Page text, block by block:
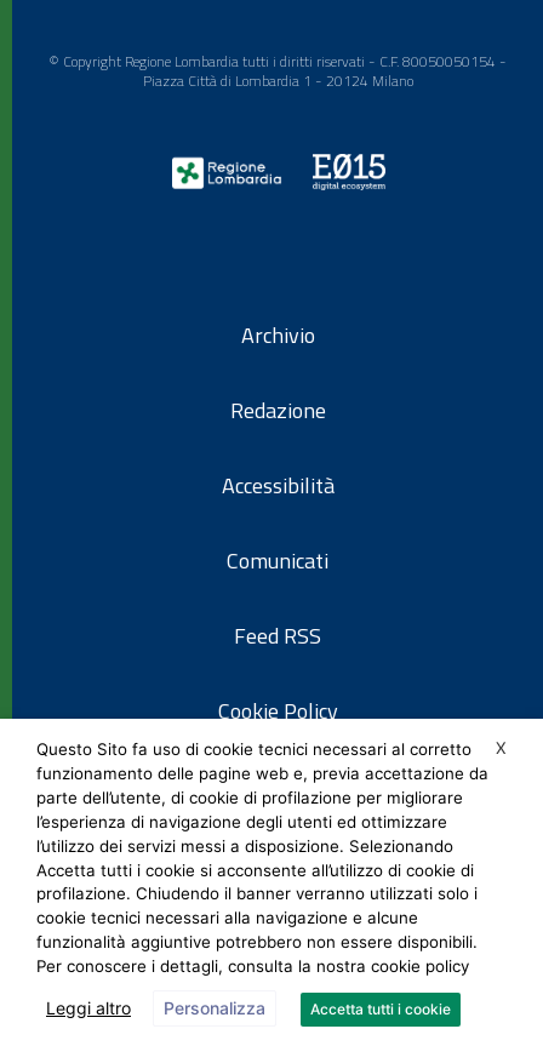
© Copyright Regione Lombardia tutti i diritti riservati - C.F. 80050050154 -
Piazza Città di Lombardia 1 - 20124 Milano
Archivio
Redazione
Accessibilità
Comunicati
Feed RSS
Cookie Policy
Informativa privacy
Note legali
Social Media Policy
X
Questo Sito fa uso di cookie tecnici necessari al corretto
funzionamento delle pagine web e, previa accettazione da
parte dell’utente, di cookie di profilazione per migliorare
l’esperienza di navigazione degli utenti ed ottimizzare
l’utilizzo dei servizi messi a disposizione. Selezionando
Accetta tutti i cookie si acconsente all’utilizzo di cookie di
profilazione. Chiudendo il banner verranno utilizzati solo i
cookie tecnici necessari alla navigazione e alcune
funzionalità aggiuntive potrebbero non essere disponibili.
Per conoscere i dettagli, consulta la nostra cookie policy
Leggi altro Personalizza Accetta tutti i cookie